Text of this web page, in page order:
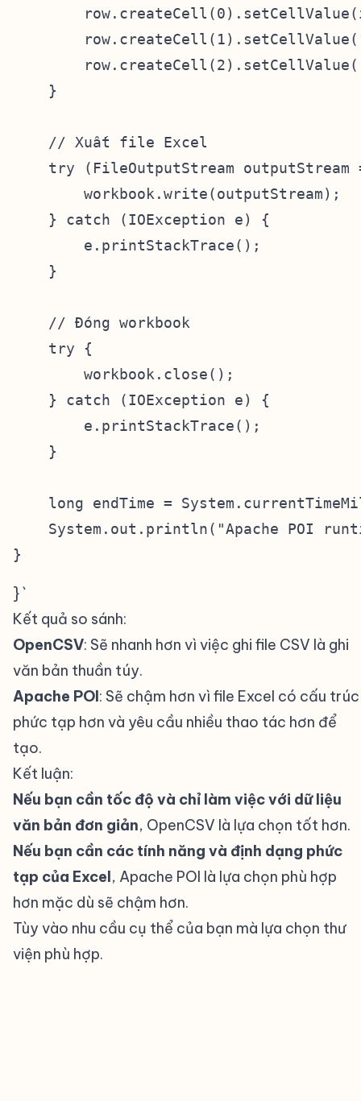
    }
    // Xuất file Excel
try (FileOutputStream outputStream
        workbook.write(outputStream);
    } catch (IOException e) {
        e.printStackTrace();
    }
    // Đóng workbook
    try {
        workbook.close();
    } catch (IOException e) {
        e.printStackTrace();
    }
long endTime =
System.out.println("Apache POI
} `
Kết quả so sánh:
OpenCSV: Sẽ nhanh hơn vì việc ghi file CSV là ghi
văn bản thuần túy.
Apache POI: Sẽ chậm hơn vì file Excel có cấu trúc
phức tạp hơn và yêu cầu nhiều thao tác hơn để
tạo.
Kết luận:
Nếu bạn cần tốc độ và chỉ làm việc với dữ liệu
văn bản đơn giản, OpenCSV là lựa chọn tốt hơn.
Nếu bạn cần các tính năng và định dạng phức
tạp của Excel, Apache POI là lựa chọn phù hợp
hơn mặc dù sẽ chậm hơn.
Tùy vào nhu cầu cụ thể của bạn mà lựa chọn thư
viện phù hợp.